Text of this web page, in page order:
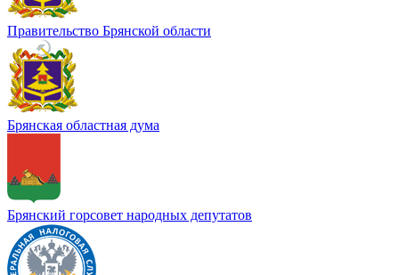
Правительство Брянской области
Брянская областная дума
Брянский горсовет народных депутатов